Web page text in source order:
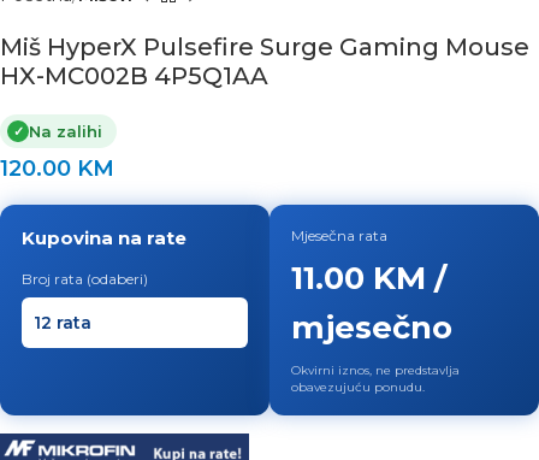
Miš HyperX Pulsefire Surge Gaming Mouse
HX-MC002B 4P5Q1AA
✓ Na zalihi
120.00 KM
Kupovina na rate
Broj rata (odaberi)
Mjesečna rata
11.00 KM /
mjesečno
Okvirni iznos, ne predstavlja
obavezujuću ponudu.